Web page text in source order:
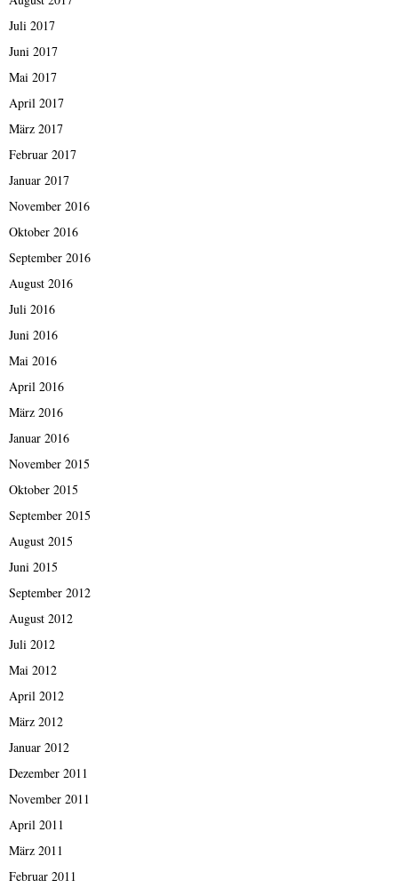
Juli 2017
Juni 2017
Mai 2017
April 2017
März 2017
Februar 2017
Januar 2017
November 2016
Oktober 2016
September 2016
August 2016
Juli 2016
Juni 2016
Mai 2016
April 2016
März 2016
Januar 2016
November 2015
Oktober 2015
September 2015
August 2015
Juni 2015
September 2012
August 2012
Juli 2012
Mai 2012
April 2012
März 2012
Januar 2012
Dezember 2011
November 2011
April 2011
März 2011
Februar 2011